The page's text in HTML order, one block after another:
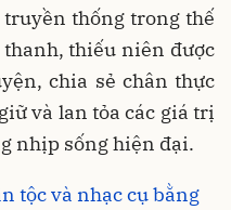
thống trong thế
thiếu niên được
chia sẻ chân thực
và lan tỏa các giá trị
nhịp sống hiện đại.
tộc và nhạc cụ bằng